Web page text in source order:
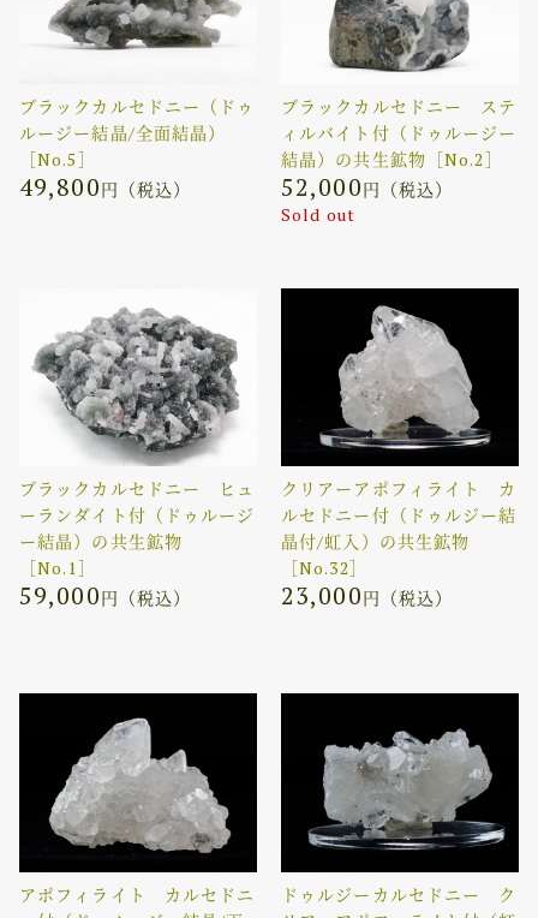
ブラックカルセドニー（ドゥ
ルージー結晶/全面結晶）
［No.5］
49,800円（税込）
ブラックカルセドニー ステ
ィルバイト付（ドゥルージー
結晶）の共生鉱物［No.2］
52,000円（税込）
Sold out
ブラックカルセドニー ヒュ
ーランダイト付（ドゥルージ
ー結晶）の共生鉱物
［No.1］
59,000円（税込）
クリアーアポフィライト カ
ルセドニー付（ドゥルジー結
晶付/虹入）の共生鉱物
［No.32］
23,000円（税込）
アポフィライト カルセドニ
ドゥルジーカルセドニー ク